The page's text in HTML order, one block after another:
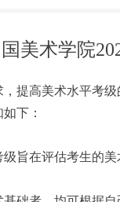
美术学院
提高美术水平考
下：
旨在评估考生的